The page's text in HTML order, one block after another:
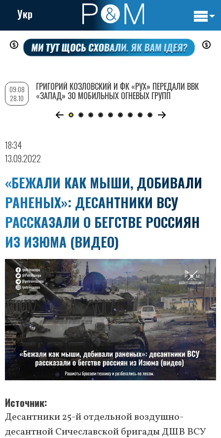
Перейти
содержанию
Укр
18:34
13.09.2022
«БЕЖАЛИ КАК МЫШИ, ДОБИВАЛИ
РАНЕНЫХ»: ДЕСАНТНИКИ ВСУ
РАССКАЗАЛИ О БЕГСТВЕ РОССИЯН
ИЗ ИЗЮМА (ВИДЕО)
Источник
Десантники 25-й отдельной воздушно-
десантной Сичеславской бригады ДШВ ВСУ
09:08
28.10
ГРИГОРИЙ КОЗЛОВСКИЙ И ФК «РУХ» ПЕРЕДАЛИ ВВК
«ЗАПАД» 30 МОБИЛЬНЫХ ОГНЕВЫХ ГРУПП